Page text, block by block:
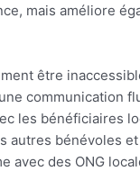
mais améliore
être
communication
les bénéficiaires
autres bénévoles
avec des ONG